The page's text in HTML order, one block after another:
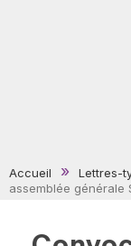
Accueil Lettres-
assemblée générale